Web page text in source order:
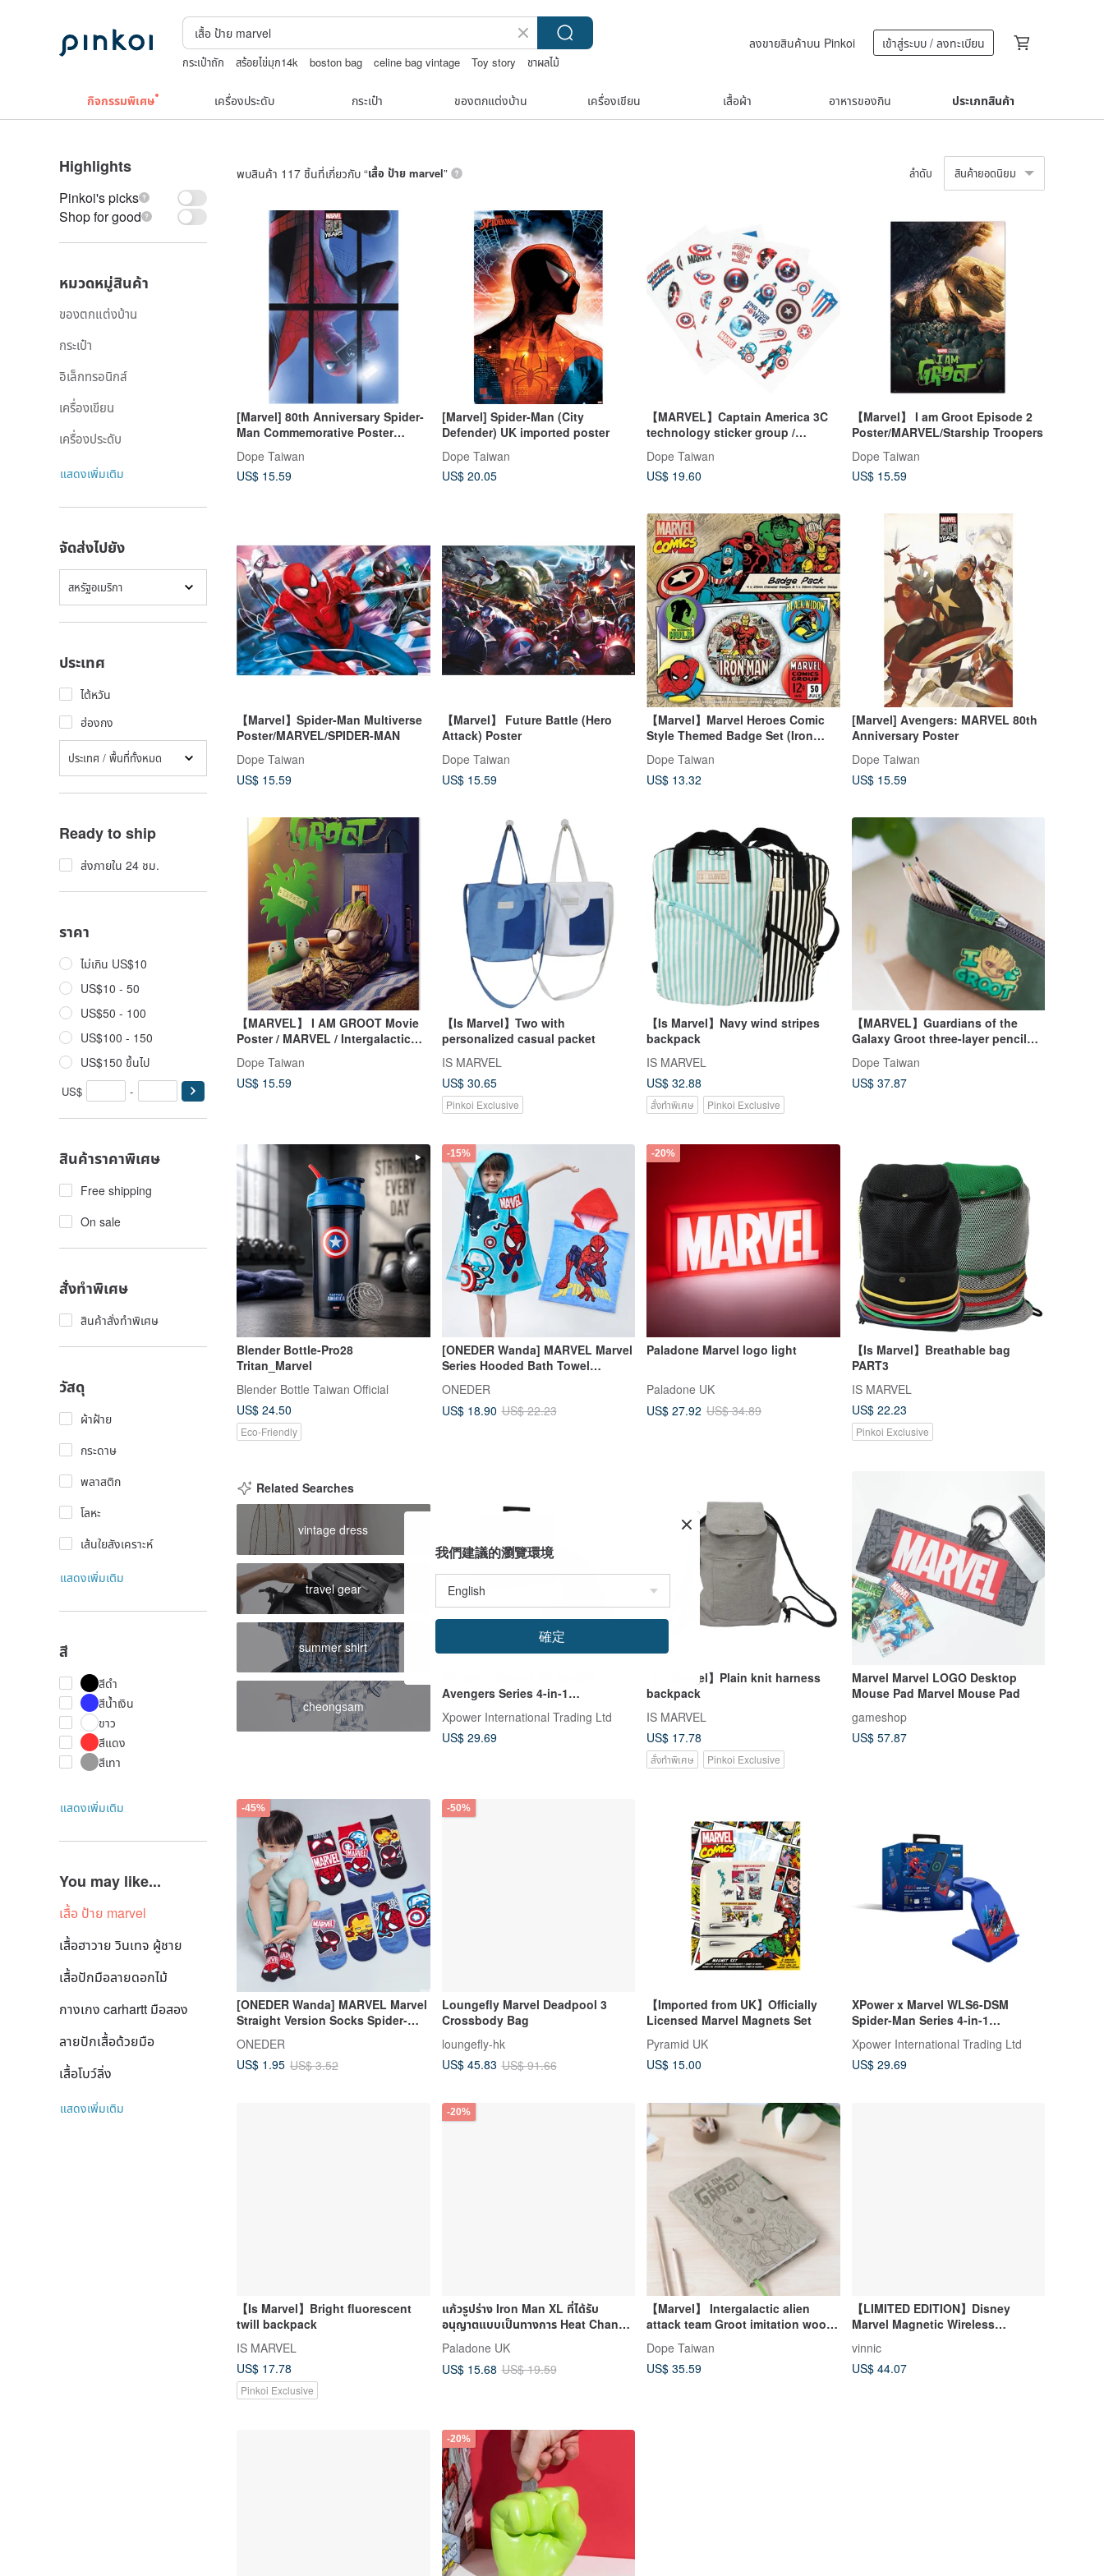
กระเป๋าถัก สร้อยไข่มุก14k boston bag celine bag vintage Toy story
ชาผลไม้
ลงขายสินค้าบน Pinkoi เข้าสู่ระบบ / ลงทะเบียน
กิจกรรมพิเศษ เครื่องประดับ กระเป๋า ของตกแต่งบ้าน เครื่องเขียน เสื้อผ้า อาหารของกิน ประเภทสินค้า
Highlights
Pinkoi's picks
Shop for good
หมวดหมู่สินค้า
ของตกแต่งบ้าน
กระเป๋า
อิเล็กทรอนิกส์
เครื่องเขียน
เครื่องประดับ
แสดงเพิ่มเติม
จัดส่งไปยัง
สหรัฐอเมริกา
ประเทศ
ไต้หวัน
ฮ่องกง
ประเทศ / พื้นที่ทั้งหมด
Ready to ship
ส่งภายใน 24 ชม.
ราคา
ไม่เกิน US$10
US$10 - 50
US$50 - 100
US$100 - 150
US$150 ขึ้นไป
US$ -
สินค้าราคาพิเศษ
Free shipping
On sale
สั่งทำพิเศษ
สินค้าสั่งทำพิเศษ
วัสดุ
ผ้าฝ้าย
กระดาษ
พลาสติก
โลหะ
เส้นใยสังเคราะห์
แสดงเพิ่มเติม
สี
สีดำ
สีน้ำเงิน
ขาว
สีแดง
สีเทา
แสดงเพิ่มเติม
You may like...
เสื้อ ป้าย marvel
เสื้อฮาวาย วินเทจ ผู้ชาย
เสื้อปักมือลายดอกไม้
กางเกง carhartt มือสอง
ลายปักเสื้อด้วยมือ
เสื้อโบว์ลิ่ง
แสดงเพิ่มเติม
พบสินค้า 117 ชิ้นที่เกี่ยวกับ “เสื้อ ป้าย marvel” ลำดับ สินค้ายอดนิยม
[Marvel] 80th Anniversary Spider-
Man Commemorative Poster
Dope Taiwan
US$ 15.59
[Marvel] Spider-Man (City
Defender) UK imported poster
Dope Taiwan
US$ 20.05
【MARVEL】Captain America 3C
technology sticker group /
Dope Taiwan
US$ 19.60
【Marvel】 I am Groot Episode 2
Poster/MARVEL/Starship Troopers
Dope Taiwan
US$ 15.59
【Marvel】Spider-Man Multiverse
Poster/MARVEL/SPIDER-MAN
Dope Taiwan
US$ 15.59
【Marvel】 Future Battle (Hero
Attack) Poster
Dope Taiwan
US$ 15.59
【Marvel】Marvel Heroes Comic
Style Themed Badge Set (Iron
Dope Taiwan
US$ 13.32
[Marvel] Avengers: MARVEL 80th
Anniversary Poster
Dope Taiwan
US$ 15.59
【MARVEL】 I AM GROOT Movie
Poster / MARVEL / Intergalactic
Alien Attack Team
Dope Taiwan
US$ 15.59
【Is Marvel】Two with
personalized casual packet
IS MARVEL
US$ 30.65
Pinkoi Exclusive
【Is Marvel】Navy wind stripes
backpack
IS MARVEL
US$ 32.88
สั่งทำพิเศษ Pinkoi Exclusive
【MARVEL】Guardians of the
Galaxy Groot three-layer pencil
bag /MARVEL
Dope Taiwan
US$ 37.87
Blender Bottle-Pro28
Tritan_Marvel
Blender Bottle Taiwan Official
US$ 24.50
Eco-Friendly
-15%
[ONEDER Wanda] MARVEL Marvel
Series Hooded Bath Towel
Spiderman Cotton Cape Bath
Towel
ONEDER
US$ 18.90 US$ 22.23
-20%
Paladone Marvel logo light
Paladone UK
US$ 27.92 US$ 34.89
【Is Marvel】Breathable bag
PART3
IS MARVEL
US$ 22.23
Pinkoi Exclusive
Related Searches
vintage dress
travel gear
summer shirt
cheongsam
Avengers Series 4-in-1
Xpower International Trading Ltd
US$ 29.69
【Is Marvel】Plain knit harness
backpack
IS MARVEL
US$ 17.78
สั่งทำพิเศษ Pinkoi Exclusive
Marvel Marvel LOGO Desktop
Mouse Pad Marvel Mouse Pad
gameshop
US$ 57.87
-45%
[ONEDER Wanda] MARVEL Marvel
Straight Version Socks Spider-
Man Socks Taiwan-made
Children's Socks
ONEDER
US$ 1.95 US$ 3.52
-50%
Loungefly Marvel Deadpool 3
Crossbody Bag
loungefly-hk
US$ 45.83 US$ 91.66
【Imported from UK】Officially
Licensed Marvel Magnets Set
Pyramid UK
US$ 15.00
XPower x Marvel WLS6-DSM
Spider-Man Series 4-in-1
Multifunctional Wireless Charger
Xpower International Trading Ltd
US$ 29.69
【Is Marvel】Bright fluorescent
twill backpack
IS MARVEL
US$ 17.78
Pinkoi Exclusive
-20%
แก้วรูปร่าง Iron Man XL ที่ได้รับ
อนุญาตแบบเป็นทางการ Heat Change
จาก Marvel
Paladone UK
US$ 15.68 US$ 19.59
【Marvel】 Intergalactic alien
attack team Groot imitation wood
grain fine noteboo
Dope Taiwan
US$ 35.59
【LIMITED EDITION】Disney
Marvel Magnetic Wireless
vinnic
US$ 44.07
-20%
我們建議的瀏覽環境
確定